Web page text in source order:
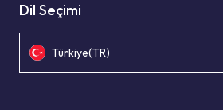
Dil Seçimi
Türkiye(TR)